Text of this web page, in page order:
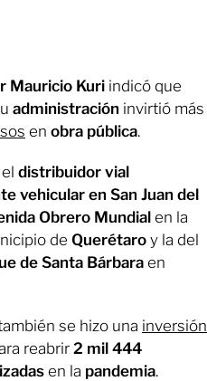
Mauricio Kuri indicó que
administración invirtió más
en obra pública.
distribuidor vial
vehicular en San Juan del
Obrero Mundial en la
de Querétaro y la del
de Santa Bárbara en
se hizo una inversión
reabrir 2 mil 444
en la pandemia.